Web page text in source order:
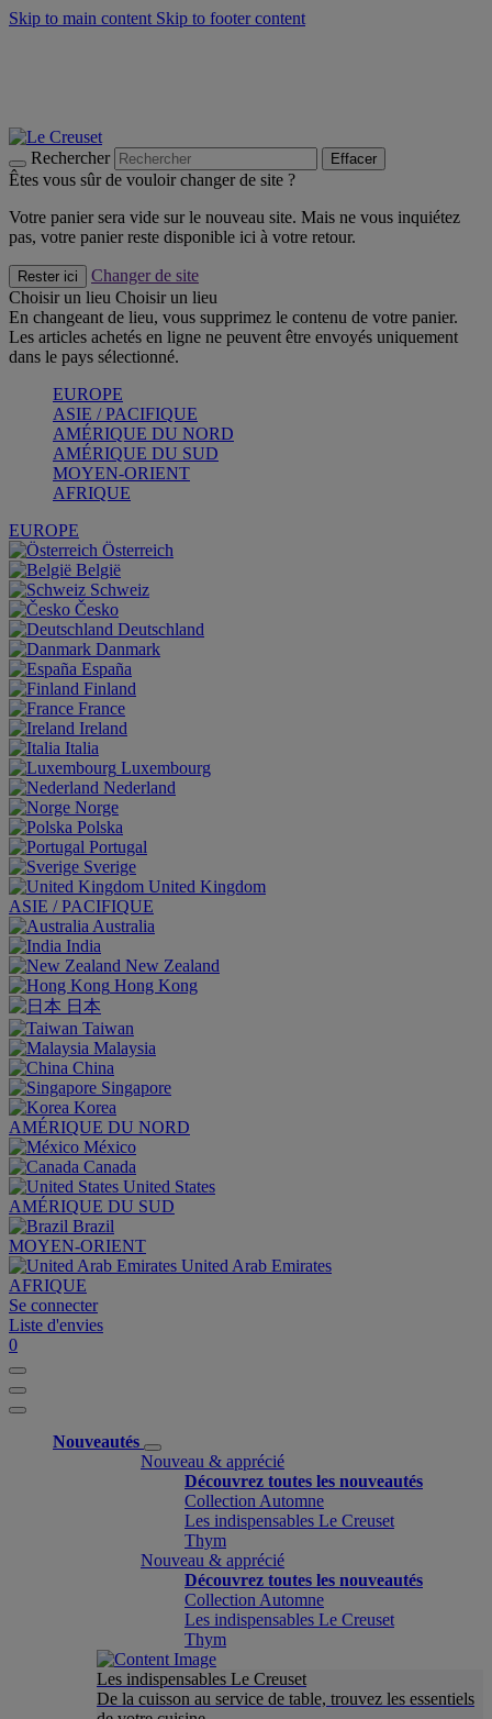
Skip to main content Skip to footer content
Rechercher Effacer
Êtes vous sûr de vouloir changer de site ?
Votre panier sera vide sur le nouveau site. Mais ne vous inquiétez
pas, votre panier reste disponible ici à votre retour.
Rester ici
Changer de site
Choisir un lieu Choisir un lieu
En changeant de lieu, vous supprimez le contenu de votre panier.
Les articles achetés en ligne ne peuvent être envoyés uniquement
dans le pays sélectionné.
EUROPE
ASIE / PACIFIQUE
AMÉRIQUE DU NORD
AMÉRIQUE DU SUD
MOYEN-ORIENT
AFRIQUE
EUROPE
Österreich
België
Schweiz
Česko
Deutschland
Danmark
España
Finland
France
Ireland
Italia
Luxembourg
Nederland
Norge
Polska
Portugal
Sverige
United Kingdom
ASIE / PACIFIQUE
Australia
India
New Zealand
Hong Kong
日本
Taiwan
Malaysia
China
Singapore
Korea
AMÉRIQUE DU NORD
México
Canada
United States
AMÉRIQUE DU SUD
Brazil
MOYEN-ORIENT
United Arab Emirates
AFRIQUE
Se connecter
Liste d'envies
0
Nouveautés
Nouveau & apprécié
Découvrez toutes les nouveautés
Collection Automne
Les indispensables Le Creuset
Thym
Nouveau & apprécié
Découvrez toutes les nouveautés
Collection Automne
Les indispensables Le Creuset
Thym
Les indispensables Le Creuset
De la cuisson au service de table, trouvez les essentiels